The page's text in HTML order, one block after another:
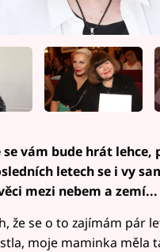
vám bude hrát lehce,
letech se i vy
mezi nebem a zemí...
že se o to zajímám pár
moje maminka měla